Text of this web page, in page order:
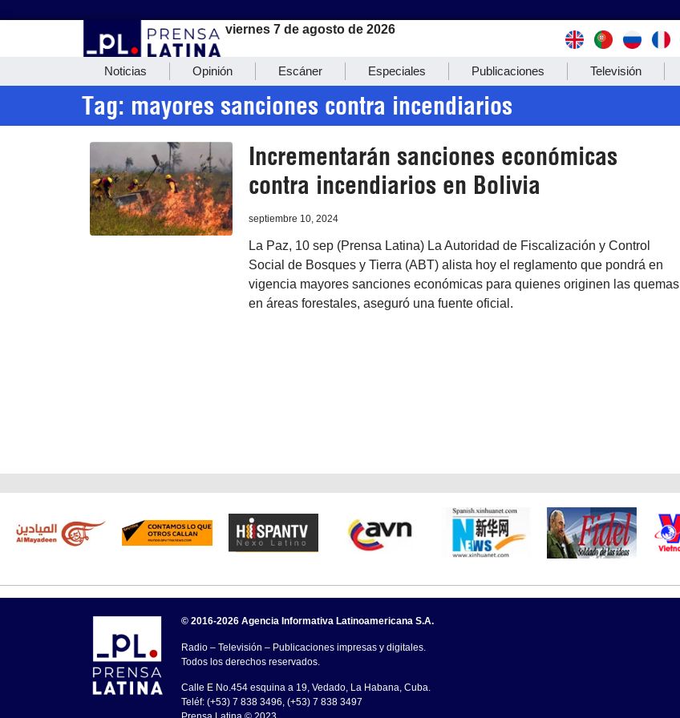
viernes 7 de agosto de 2026
Noticias Opinión Escáner Especiales Publicaciones Televisión
Tag: mayores sanciones contra incendiarios
Incrementarán sanciones económicas
contra incendiarios en Bolivia
septiembre 10, 2024
La Paz, 10 sep (Prensa Latina) La Autoridad de Fiscalización y Control
Social de Bosques y Tierra (ABT) alista hoy el reglamento que pondrá en
vigencia mayores sanciones económicas para quienes originen las quemas
en áreas forestales, aseguró una fuente oficial.
© 2016-2026 Agencia Informativa Latinoamericana S.A.
Radio – Televisión – Publicaciones impresas y digitales.
Todos los derechos reservados.
Calle E No.454 esquina a 19, Vedado, La Habana, Cuba.
Teléf: (+53) 7 838 3496, (+53) 7 838 3497